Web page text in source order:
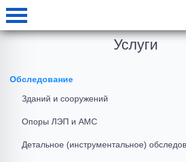
Услуги
Обследование
Зданий и сооружений
Опоры ЛЭП и АМС
Детальное (инструментальное)